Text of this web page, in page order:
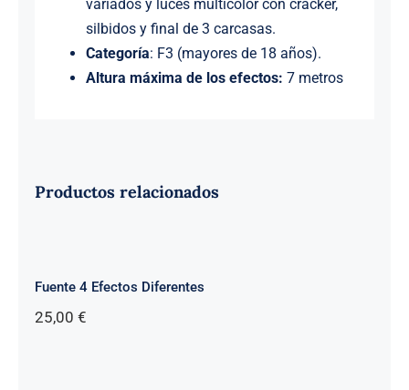
variados y luces multicolor con cracker,
silbidos y final de 3 carcasas.
Categoría: F3 (mayores de 18 años).
Altura máxima de los efectos: 7 metros
Productos relacionados
Fuente 4 Efectos Diferentes
25,00 €